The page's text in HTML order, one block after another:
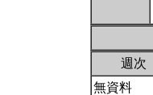
週次
無資料